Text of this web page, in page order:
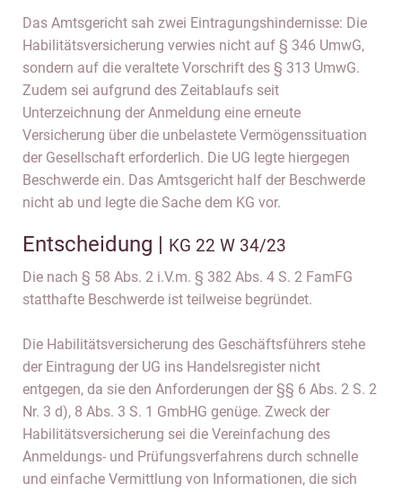
Das Amtsgericht sah zwei Eintragungshindernisse: Die
Habilitätsversicherung verwies nicht auf § 346 UmwG,
sondern auf die veraltete Vorschrift des § 313 UmwG.
Zudem sei aufgrund des Zeitablaufs seit
Unterzeichnung der Anmeldung eine erneute
Versicherung über die unbelastete Vermögenssituation
der Gesellschaft erforderlich. Die UG legte hiergegen
Beschwerde ein. Das Amtsgericht half der Beschwerde
nicht ab und legte die Sache dem KG vor.
Entscheidung | KG 22 W 34/23
Die nach § 58 Abs. 2 i.V.m. § 382 Abs. 4 S. 2 FamFG
statthafte Beschwerde ist teilweise begründet.
Die Habilitätsversicherung des Geschäftsführers stehe
der Eintragung der UG ins Handelsregister nicht
entgegen, da sie den Anforderungen der §§ 6 Abs. 2 S. 2
Nr. 3 d), 8 Abs. 3 S. 1 GmbHG genüge. Zweck der
Habilitätsversicherung sei die Vereinfachung des
Anmeldungs- und Prüfungsverfahrens durch schnelle
und einfache Vermittlung von Informationen, die sich